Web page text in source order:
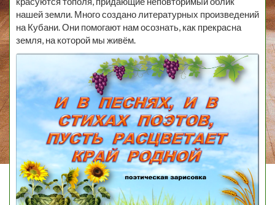
нашей земли. Много создано литературных произведений
на Кубани. Они помогают нам осознать, как прекрасна
земля, на которой мы живём.